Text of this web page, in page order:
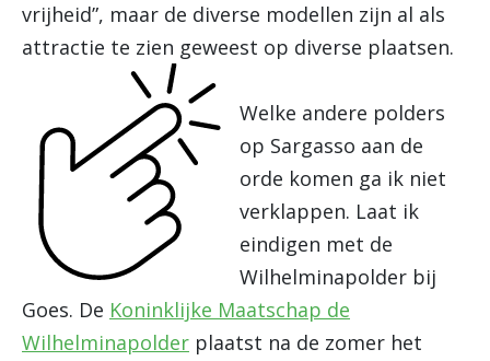
vrijheid”, maar de diverse modellen zijn al als
attractie te zien geweest op diverse plaatsen.
Welke andere polders
op Sargasso aan de
orde komen ga ik niet
verklappen. Laat ik
eindigen met de
Wilhelminapolder bij
Goes. De Koninklijke Maatschap de
Wilhelminapolder plaatst na de zomer het